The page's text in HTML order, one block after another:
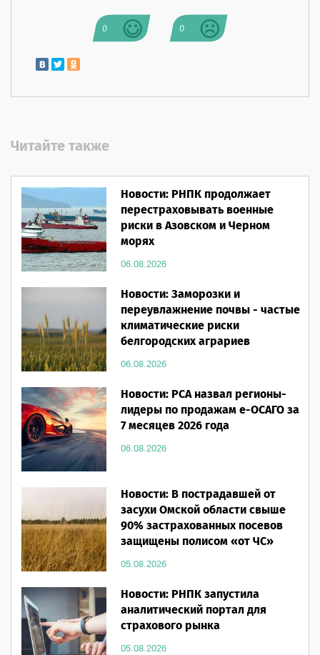
0 0
Читайте также
Новости: РНПК продолжает
перестраховывать военные
риски в Азовском и Черном
морях
06.08.2026
Новости: Заморозки и
переувлажнение почвы - частые
климатические риски
белгородских аграриев
06.08.2026
Новости: РСА назвал регионы-
лидеры по продажам е-ОСАГО за
7 месяцев 2026 года
06.08.2026
Новости: В пострадавшей от
засухи Омской области свыше
90% застрахованных посевов
защищены полисом «от ЧС»
05.08.2026
Новости: РНПК запустила
аналитический портал для
страхового рынка
05.08.2026